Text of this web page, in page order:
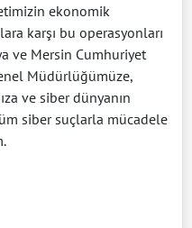
ekonomik
karşı bu operasyonları
ve Mersin Cumhuriyet
Müdürlüğümüze,
ve siber dünyanın
siber suçlarla mücadele